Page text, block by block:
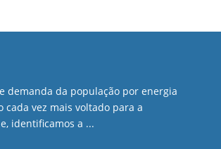
demanda da população por energia
cada vez mais voltado para a
identificamos a ...